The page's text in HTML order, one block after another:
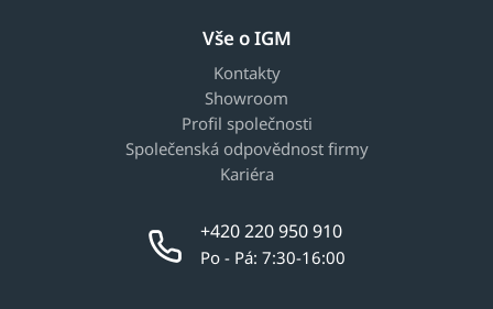
Vše o IGM
Kontakty
Showroom
Profil společnosti
Společenská odpovědnost firmy
Kariéra
+420 220 950 910
Po - Pá: 7:30-16:00